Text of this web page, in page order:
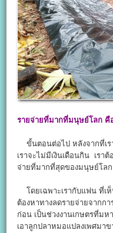
รายจ่ายที่มากที่มนุษย์โลก คื
ขั้นตอนต่อไป หลังจากที่เร
เราจะไม่มีเงินเดือนกิน เรา
จ่ายที่มากที่สุดของมนุษย์โลก
โดยเฉพาะเรากับแฟน ที่เห็
ต้องหาทางลดรายจ่ายจากก
ก่อน เป็นช่วงงานเกษตรที่ม
เอาลูกปลาหมอแปลงเพศมา